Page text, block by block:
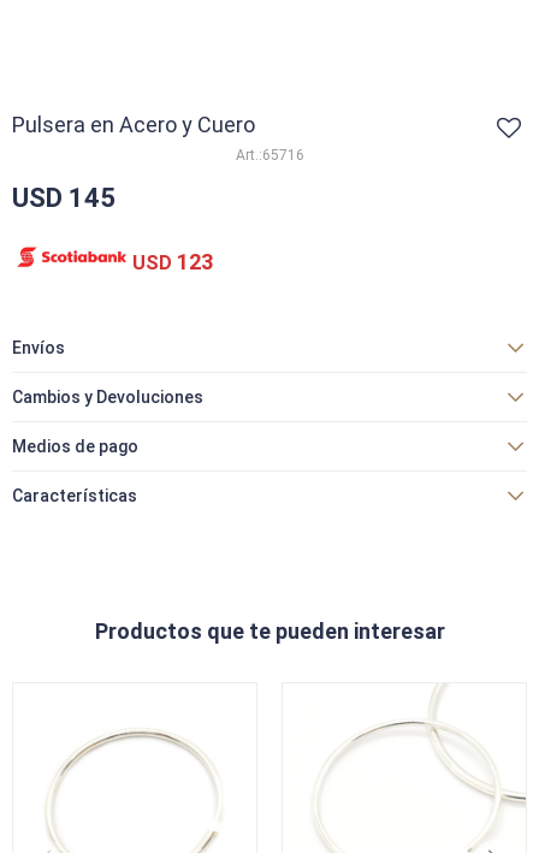
Pulsera en Acero y Cuero
65716
USD 145
USD 123
Envíos
Cambios y Devoluciones
Medios de pago
Características
Productos que te pueden interesar